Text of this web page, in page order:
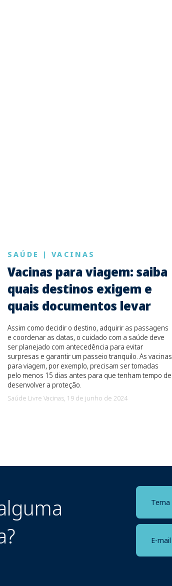
SAÚDE |VACINAS
Vacinas para viagem: saiba
quais destinos exigem e
quais documentos levar
Assim como decidir o destino, adquirir as passagens
e coordenar as datas, o cuidado com a saúde deve
ser planejado com antecedência para evitar
surpresas e garantir um passeio tranquilo. As vacinas
para viagem, por exemplo, precisam ser tomadas
pelo menos 15 dias antes para que tenham tempo de
desenvolver a proteção.
Saúde Livre Vacinas, 19 de junho de 2024